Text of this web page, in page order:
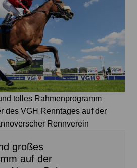
tolles Rahmenprogramm
des VGH Renntages auf der
Rennverein
großes
auf der